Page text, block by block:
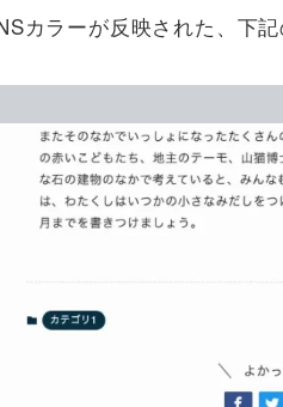
カラーが反映された、下記